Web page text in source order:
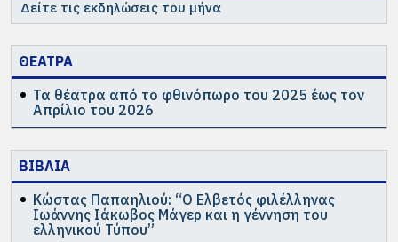
Δείτε τις εκδηλώσεις του μήνα
ΘΕΑΤΡΑ
Τα θέατρα από το φθινόπωρο του 2025 έως τον
Απρίλιο του 2026
ΒΙΒΛΙΑ
Κώστας Παπαηλιού: “Ο Ελβετός φιλέλληνας
Ιωάννης Ιάκωβος Μάγερ και η γέννηση του
ελληνικού Τύπου”